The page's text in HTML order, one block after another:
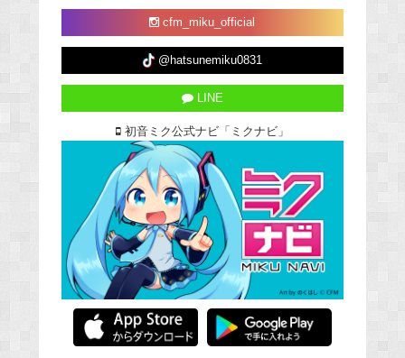
cfm_miku_official
@hatsunemiku0831
LINE
初音ミク公式ナビ「ミクナビ」